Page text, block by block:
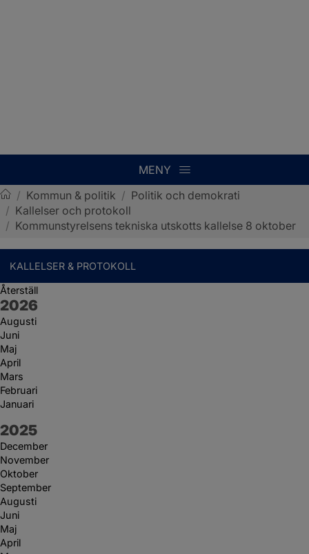
MENY
Sotenäs kommun
/ Kommun & politik / Politik och demokrati
/ Kallelser och protokoll
/ Kommunstyrelsens tekniska utskotts kallelse 8 oktober
KALLELSER & PROTOKOLL
Återställ
År:
2026
Augusti
Juni
Maj
April
Mars
Februari
Januari
År:
2025
December
November
Oktober
September
Augusti
Juni
Maj
April